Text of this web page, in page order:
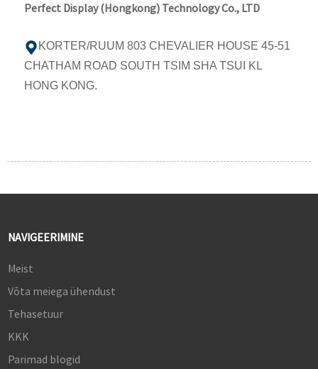
Perfect Display (Hongkong) Technology Co., LTD
KORTER/RUUM 803 CHEVALIER HOUSE 45-51
CHATHAM ROAD SOUTH TSIM SHA TSUI KL
HONG KONG.
NAVIGEERIMINE
Meist
Võta meiega ühendust
Tehasetuur
KKK
Parimad blogid